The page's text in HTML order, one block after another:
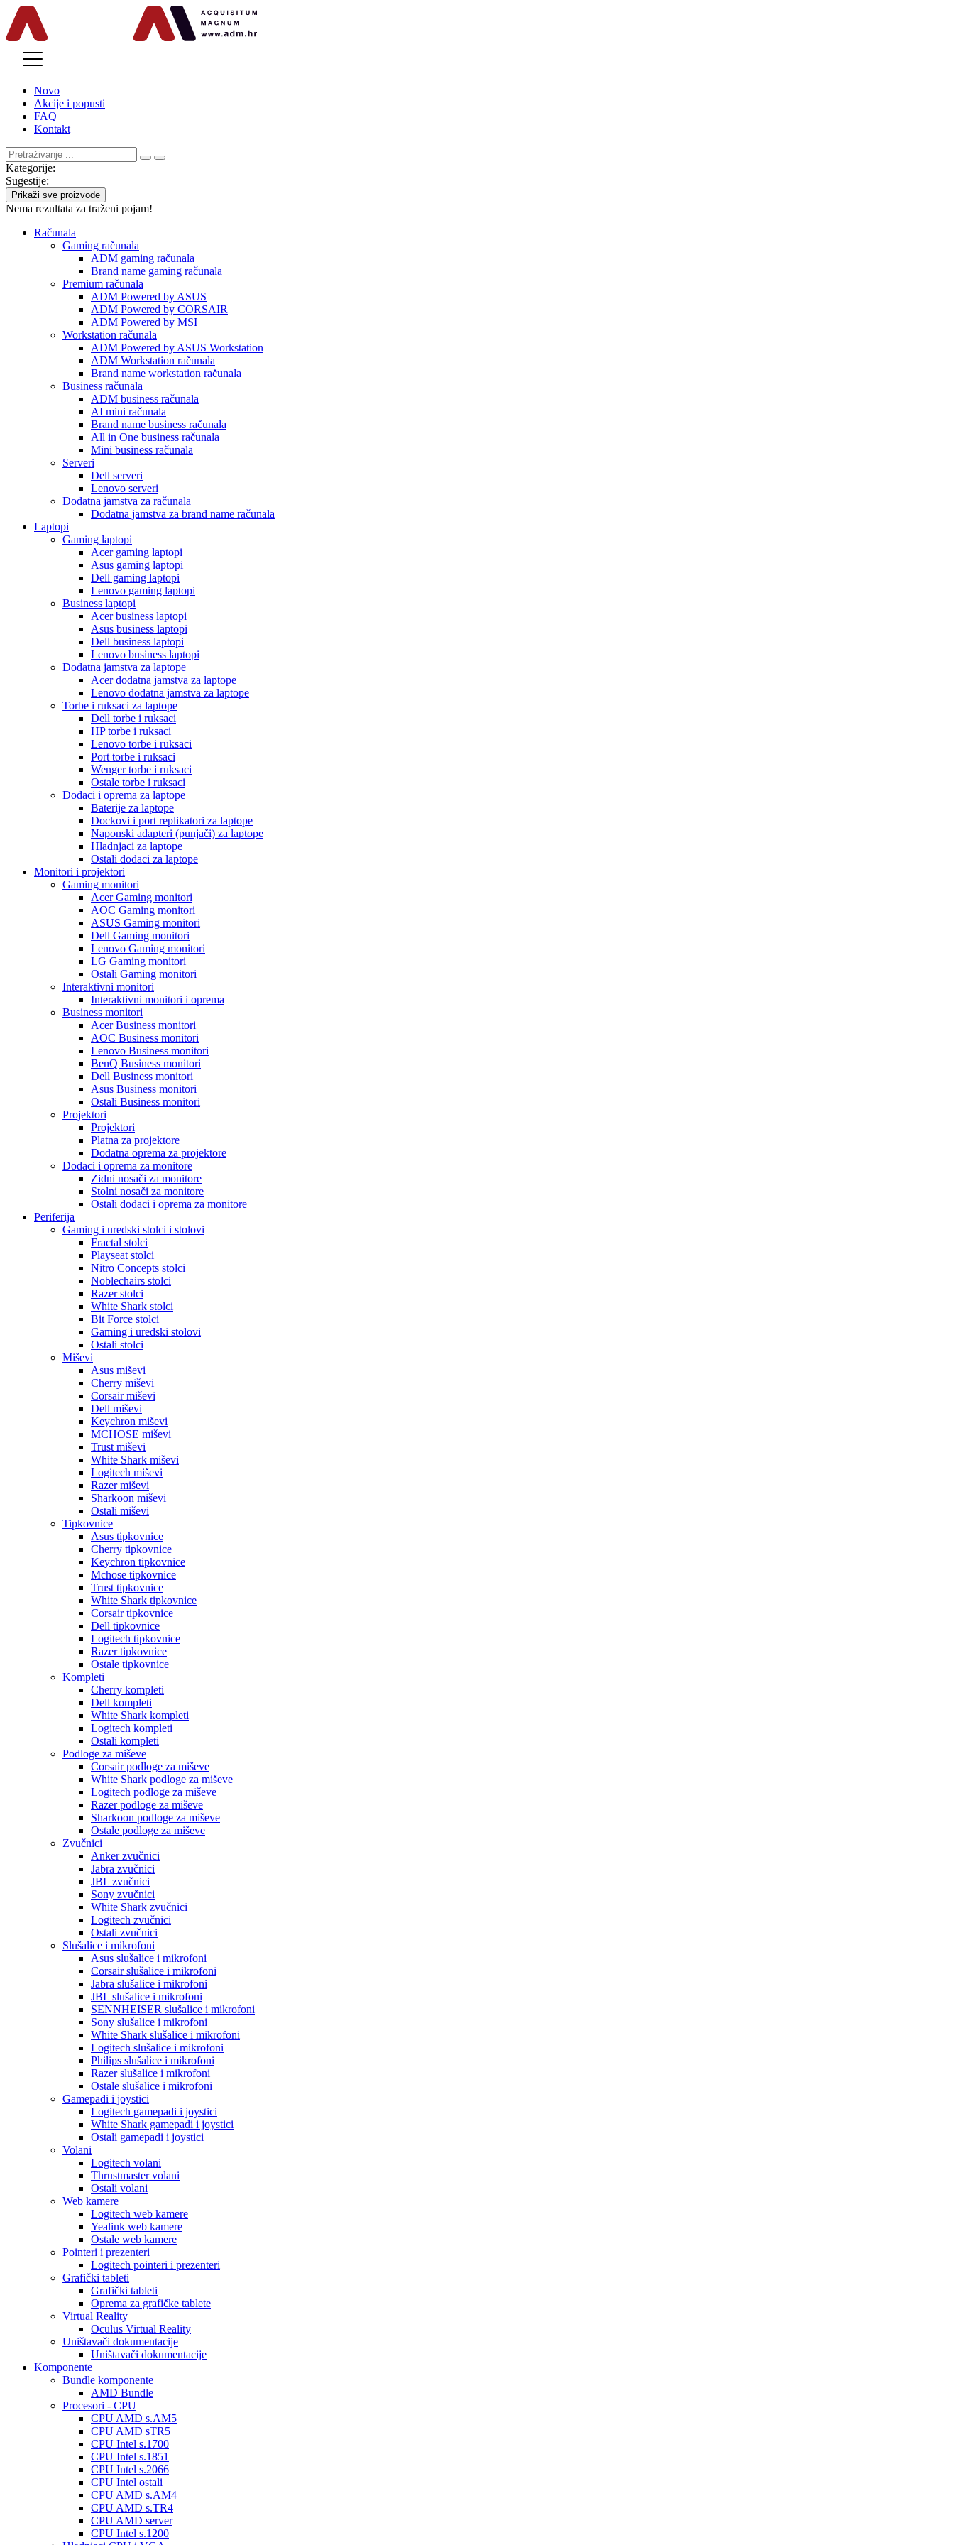
Novo
Akcije i popusti
FAQ
Kontakt
Kategorije:
Sugestije:
Prikaži sve proizvode
Nema rezultata za traženi pojam!
Računala
Gaming računala
ADM gaming računala
Brand name gaming računala
Premium računala
ADM Powered by ASUS
ADM Powered by CORSAIR
ADM Powered by MSI
Workstation računala
ADM Powered by ASUS Workstation
ADM Workstation računala
Brand name workstation računala
Business računala
ADM business računala
AI mini računala
Brand name business računala
All in One business računala
Mini business računala
Serveri
Dell serveri
Lenovo serveri
Dodatna jamstva za računala
Dodatna jamstva za brand name računala
Laptopi
Gaming laptopi
Acer gaming laptopi
Asus gaming laptopi
Dell gaming laptopi
Lenovo gaming laptopi
Business laptopi
Acer business laptopi
Asus business laptopi
Dell business laptopi
Lenovo business laptopi
Dodatna jamstva za laptope
Acer dodatna jamstva za laptope
Lenovo dodatna jamstva za laptope
Torbe i ruksaci za laptope
Dell torbe i ruksaci
HP torbe i ruksaci
Lenovo torbe i ruksaci
Port torbe i ruksaci
Wenger torbe i ruksaci
Ostale torbe i ruksaci
Dodaci i oprema za laptope
Baterije za laptope
Dockovi i port replikatori za laptope
Naponski adapteri (punjači) za laptope
Hladnjaci za laptope
Ostali dodaci za laptope
Monitori i projektori
Gaming monitori
Acer Gaming monitori
AOC Gaming monitori
ASUS Gaming monitori
Dell Gaming monitori
Lenovo Gaming monitori
LG Gaming monitori
Ostali Gaming monitori
Interaktivni monitori
Interaktivni monitori i oprema
Business monitori
Acer Business monitori
AOC Business monitori
Lenovo Business monitori
BenQ Business monitori
Dell Business monitori
Asus Business monitori
Ostali Business monitori
Projektori
Projektori
Platna za projektore
Dodatna oprema za projektore
Dodaci i oprema za monitore
Zidni nosači za monitore
Stolni nosači za monitore
Ostali dodaci i oprema za monitore
Periferija
Gaming i uredski stolci i stolovi
Fractal stolci
Playseat stolci
Nitro Concepts stolci
Noblechairs stolci
Razer stolci
White Shark stolci
Bit Force stolci
Gaming i uredski stolovi
Ostali stolci
Miševi
Asus miševi
Cherry miševi
Corsair miševi
Dell miševi
Keychron miševi
MCHOSE miševi
Trust miševi
White Shark miševi
Logitech miševi
Razer miševi
Sharkoon miševi
Ostali miševi
Tipkovnice
Asus tipkovnice
Cherry tipkovnice
Keychron tipkovnice
Mchose tipkovnice
Trust tipkovnice
White Shark tipkovnice
Corsair tipkovnice
Dell tipkovnice
Logitech tipkovnice
Razer tipkovnice
Ostale tipkovnice
Kompleti
Cherry kompleti
Dell kompleti
White Shark kompleti
Logitech kompleti
Ostali kompleti
Podloge za miševe
Corsair podloge za miševe
White Shark podloge za miševe
Logitech podloge za miševe
Razer podloge za miševe
Sharkoon podloge za miševe
Ostale podloge za miševe
Zvučnici
Anker zvučnici
Jabra zvučnici
JBL zvučnici
Sony zvučnici
White Shark zvučnici
Logitech zvučnici
Ostali zvučnici
Slušalice i mikrofoni
Asus slušalice i mikrofoni
Corsair slušalice i mikrofoni
Jabra slušalice i mikrofoni
JBL slušalice i mikrofoni
SENNHEISER slušalice i mikrofoni
Sony slušalice i mikrofoni
White Shark slušalice i mikrofoni
Logitech slušalice i mikrofoni
Philips slušalice i mikrofoni
Razer slušalice i mikrofoni
Ostale slušalice i mikrofoni
Gamepadi i joystici
Logitech gamepadi i joystici
White Shark gamepadi i joystici
Ostali gamepadi i joystici
Volani
Logitech volani
Thrustmaster volani
Ostali volani
Web kamere
Logitech web kamere
Yealink web kamere
Ostale web kamere
Pointeri i prezenteri
Logitech pointeri i prezenteri
Grafički tableti
Grafički tableti
Oprema za grafičke tablete
Virtual Reality
Oculus Virtual Reality
Uništavači dokumentacije
Uništavači dokumentacije
Komponente
Bundle komponente
AMD Bundle
Procesori - CPU
CPU AMD s.AM5
CPU AMD sTR5
CPU Intel s.1700
CPU Intel s.1851
CPU Intel s.2066
CPU Intel ostali
CPU AMD s.AM4
CPU AMD s.TR4
CPU AMD server
CPU Intel s.1200